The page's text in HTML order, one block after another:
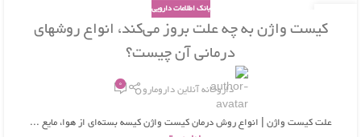
26
بانک اطلاعات دارویی
کیست واژن به چه علت بروز می‌کند، انواع روشهای
درمانی آن چیست؟
داروخانه آنلاین دارومارو 0
علت کیست واژن | انواع روش درمان کیست واژن کیسه بسته‌ای از هوا، مایع ...